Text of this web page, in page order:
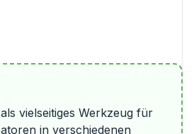
vielseitiges Werkzeug für
in verschiedenen